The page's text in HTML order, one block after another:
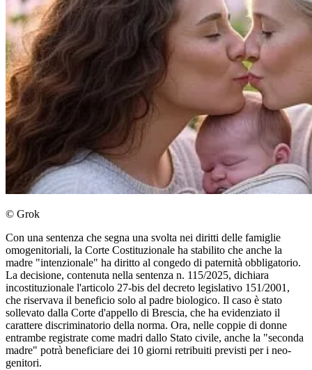
© Grok
Con una sentenza che segna una svolta nei diritti delle famiglie
omogenitoriali, la Corte Costituzionale ha stabilito che anche la
madre "intenzionale" ha diritto al congedo di paternità obbligatorio.
La decisione, contenuta nella sentenza n. 115/2025, dichiara
incostituzionale l'articolo 27-bis del decreto legislativo 151/2001,
che riservava il beneficio solo al padre biologico. Il caso è stato
sollevato dalla Corte d'appello di Brescia, che ha evidenziato il
carattere discriminatorio della norma. Ora, nelle coppie di donne
entrambe registrate come madri dallo Stato civile, anche la "seconda
madre" potrà beneficiare dei 10 giorni retribuiti previsti per i neo-
genitori.